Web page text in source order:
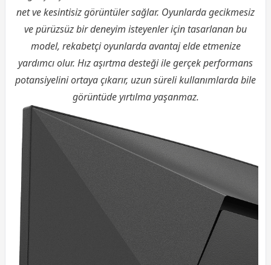
net ve kesintisiz görüntüler sağlar. Oyunlarda gecikmesiz
ve pürüzsüz bir deneyim isteyenler için tasarlanan bu
model, rekabetçi oyunlarda avantaj elde etmenize
yardımcı olur. Hız aşırtma desteği ile gerçek performans
potansiyelini ortaya çıkarır, uzun süreli kullanımlarda bile
görüntüde yırtılma yaşanmaz.